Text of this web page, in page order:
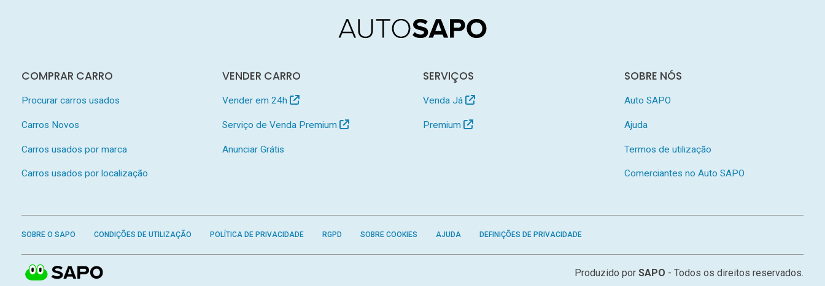
COMPRAR CARRO
Procurar carros usados
Carros Novos
Carros usados por marca
Carros usados por localização
VENDER CARRO
Vender em 24h
Serviço de Venda Premium
Anunciar Grátis
SERVIÇOS
Venda Já
Premium
SOBRE NÓS
Auto SAPO
Ajuda
Termos de utilização
Comerciantes no Auto SAPO
SOBRE O SAPO CONDIÇÕES DE UTILIZAÇÃO POLÍTICA DE PRIVACIDADE RGPD SOBRE COOKIES AJUDA DEFINIÇÕES DE PRIVACIDADE
Produzido porSAPO - Todos os direitos reservados.